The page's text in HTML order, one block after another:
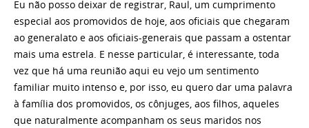
Eu não posso deixar de registrar, Raul, um cumprimento
especial aos promovidos de hoje, aos oficiais que chegaram
ao generalato e aos oficiais-generais que passam a ostentar
mais uma estrela. E nesse particular, é interessante, toda
vez que há uma reunião aqui eu vejo um sentimento
familiar muito intenso e, por isso, eu quero dar uma palavra
à família dos promovidos, os cônjuges, aos filhos, aqueles
que naturalmente acompanham os seus maridos nos